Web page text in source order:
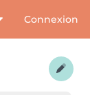
Connexion